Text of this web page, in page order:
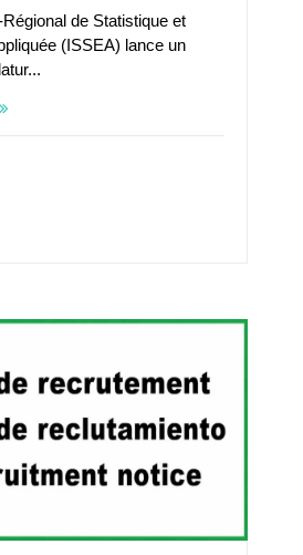
de Statistique et
(ISSEA) lance un